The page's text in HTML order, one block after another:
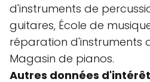
d'instruments de
guitares, École de
réparation d'instruments
Magasin de pianos.
Autres données